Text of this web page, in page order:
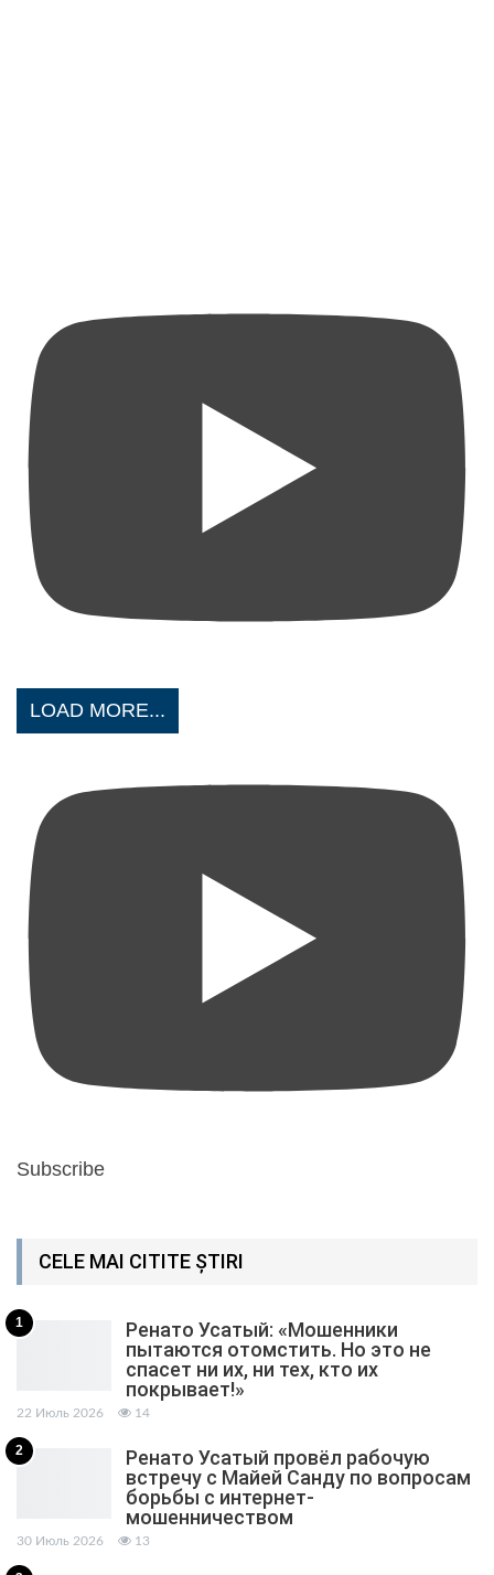
LOAD MORE...
Subscribe
CELE MAI CITITE ȘTIRI
1
Ренато Усатый: «Мошенники
пытаются отомстить. Но это не
спасет ни их, ни тех, кто их
покрывает!»
22 Июль 2026 14
2
Ренато Усатый провёл рабочую
встречу с Майей Санду по вопросам
борьбы с интернет-
мошенничеством
30 Июль 2026 13